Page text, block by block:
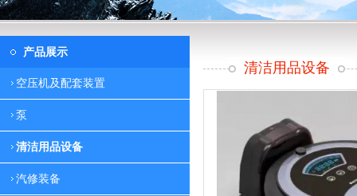
产品展示
空压机及配套装置
泵
清洁用品设备
汽修装备
清洁用品设备